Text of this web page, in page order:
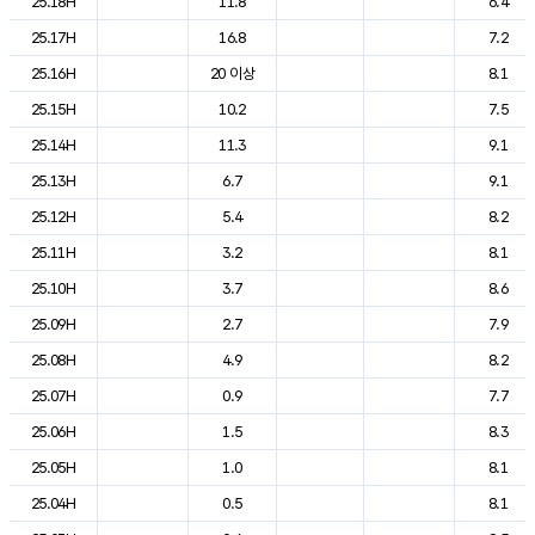
25.17H
16.8
7.2
25.16H
20 이상
8.1
25.15H
10.2
7.5
25.14H
11.3
9.1
25.13H
6.7
9.1
25.12H
5.4
8.2
25.11H
3.2
8.1
25.10H
3.7
8.6
25.09H
2.7
7.9
25.08H
4.9
8.2
25.07H
0.9
7.7
25.06H
1.5
8.3
25.05H
1.0
8.1
25.04H
0.5
8.1